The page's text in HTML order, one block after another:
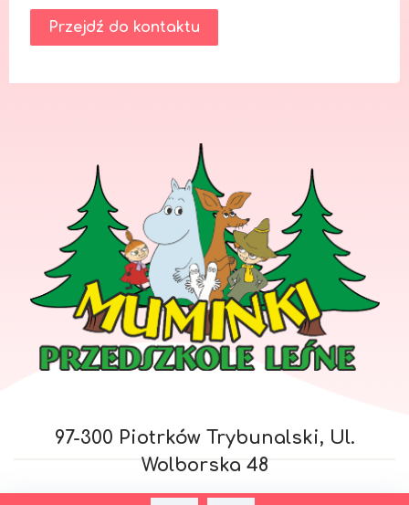
Przejdź do kontaktu
97-300 Piotrków Trybunalski, Ul.
Wolborska 48